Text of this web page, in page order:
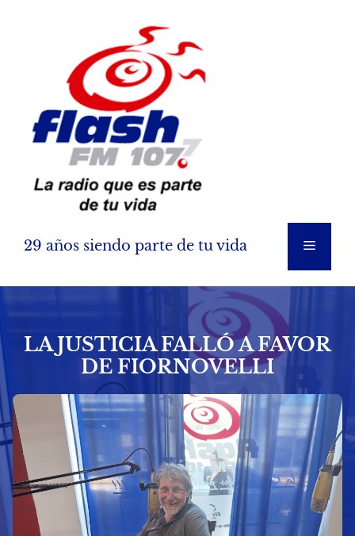
29 años siendo parte de tu vida Menú
LA JUSTICIA FALLÓ A FAVOR
DE FIORNOVELLI